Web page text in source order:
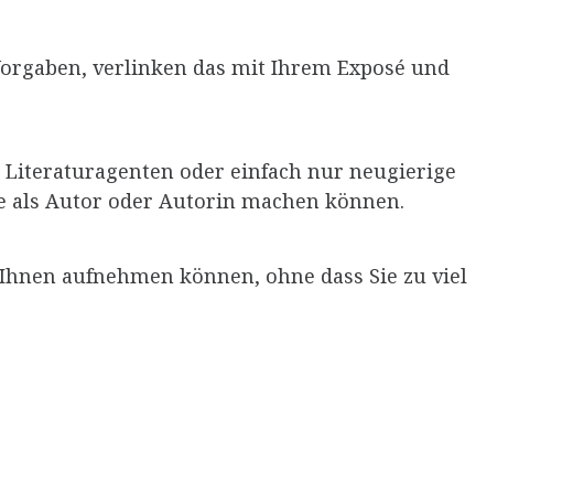
verlinken das mit Ihrem Exposé und
Literaturagenten oder einfach nur neugierige
als Autor oder Autorin machen können.
aufnehmen können, ohne dass Sie zu viel